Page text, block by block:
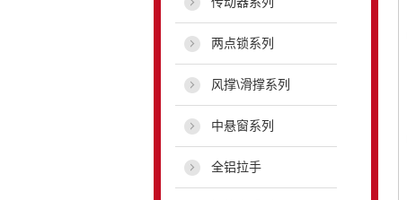
两点锁系列
风撑\滑撑系列
中悬窗系列
全铝拉手